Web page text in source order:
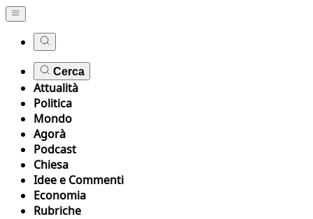
Cerca
Attualità
Politica
Mondo
Agorà
Podcast
Chiesa
Idee e Commenti
Economia
Rubriche